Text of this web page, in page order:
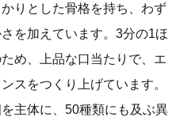
りとした骨格を持ち、わず
を加えています。3分の1ほ
め、上品な口当たりで、エ
スをつくり上げています。
主体に、50種類にも及ぶ異